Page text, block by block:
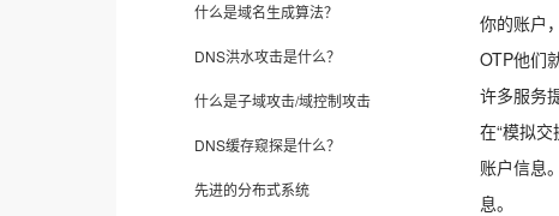
什么是域名生成算法？
DNS洪水攻击是什么？
什么是子域攻击/域控制攻击
DNS缓存窥探是什么？
先进的分布式系统
你的账户
OTP他们
许多服务
在“模拟
账户信息
息。